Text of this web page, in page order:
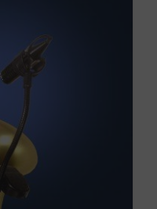
ОПИСАНИЕ